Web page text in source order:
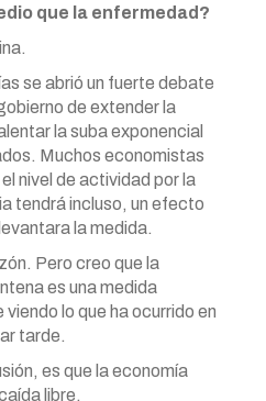
que la enfermedad?
se abrió un fuerte debate
de extender la
la suba exponencial
Muchos economistas
nivel de actividad por la
tendrá incluso, un efecto
la medida.
Pero creo que la
es una medida
lo que ha ocurrido en
tarde.
es que la economía
libre.